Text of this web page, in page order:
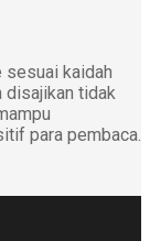
sesuai kaidah
disajikan tidak
para pembaca.